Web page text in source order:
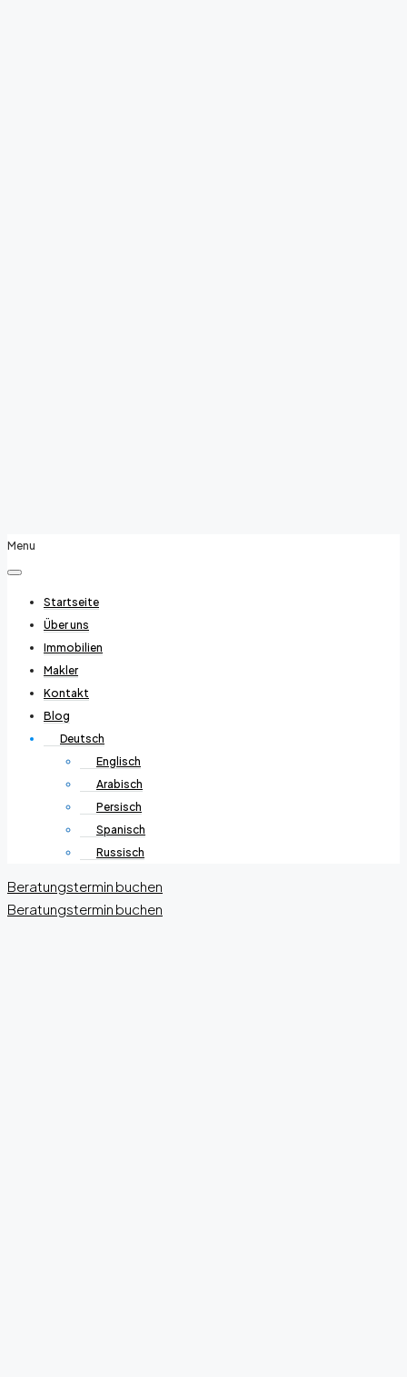
Menu
Startseite
Über uns
Immobilien
Makler
Kontakt
Blog
Deutsch
Englisch
Arabisch
Persisch
Spanisch
Russisch
Beratungstermin buchen
Beratungstermin buchen